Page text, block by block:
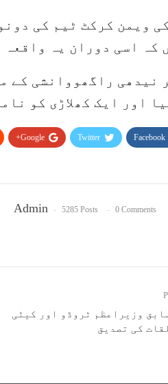
ویمن کرکٹ ٹیم کی
کہ اسی دوران یہ واقعہ
نیدھی راگھووانشی کے
اور ایک کھلاڑی کو
Facebook
Twitter
Google+
Admin 5285 Posts 0 Comments
وزیراعظم ٹروڈو اور کیٹی
کی تصدیق